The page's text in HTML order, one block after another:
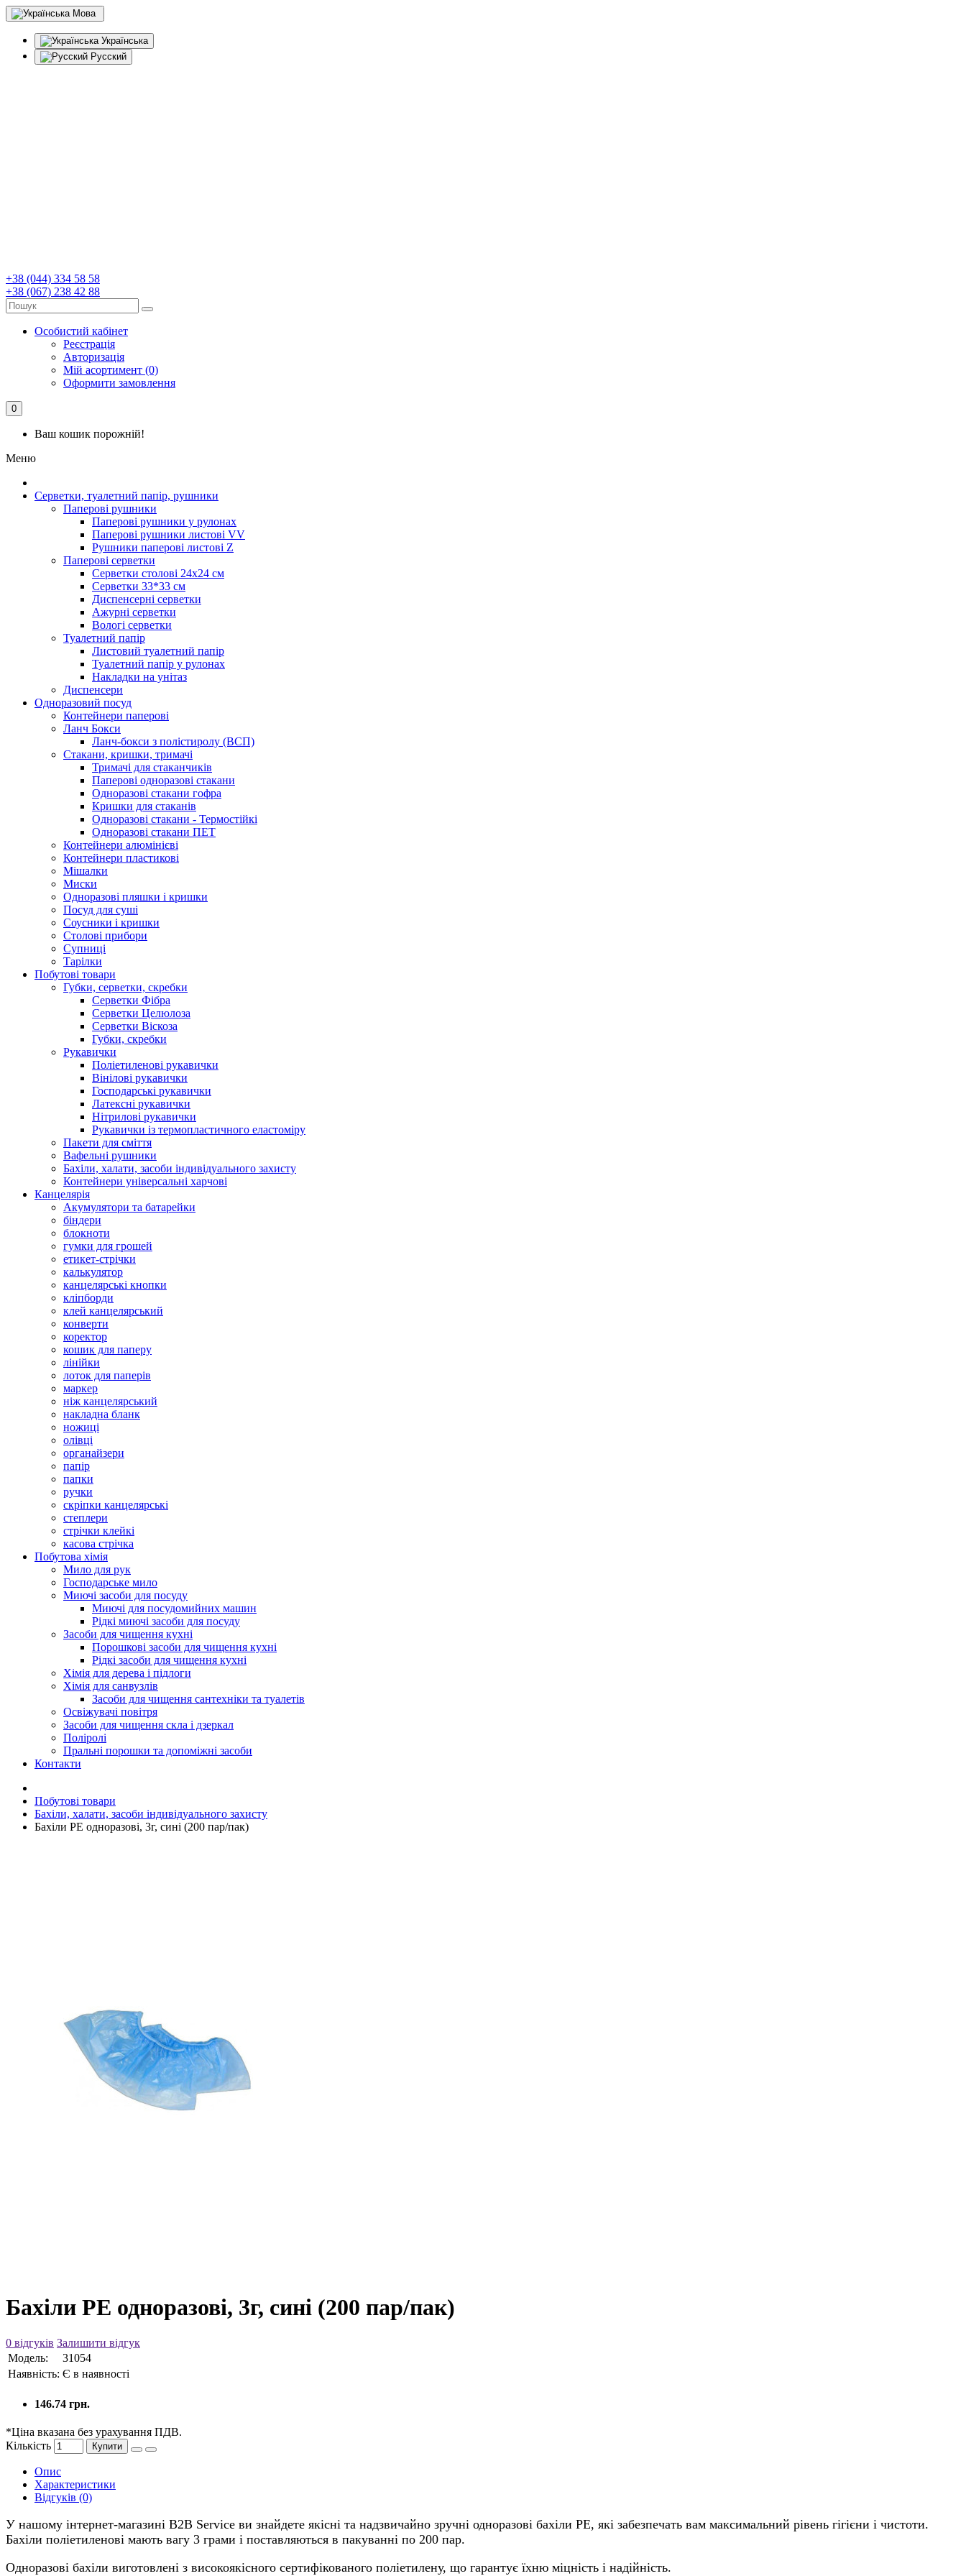
Мова
Українська
Русский
+38 (044) 334 58 58
+38 (067) 238 42 88
Особистий кабінет
Реєстрація
Авторизація
Мій асортимент (0)
Оформити замовлення
0
Ваш кошик порожній!
Меню
Серветки, туалетний папір, рушники
Паперові рушники
Паперові рушники у рулонах
Паперові рушники листові VV
Рушники паперові листові Z
Паперові серветки
Серветки столові 24х24 см
Серветки 33*33 см
Диспенсерні серветки
Ажурні серветки
Вологі серветки
Туалетний папір
Листовий туалетний папір
Туалетний папір у рулонах
Накладки на унітаз
Диспенсери
Одноразовий посуд
Контейнери паперові
Ланч Бокси
Ланч-бокси з полістиролу (ВСП)
Стакани, кришки, тримачі
Тримачі для стаканчиків
Паперові одноразові стакани
Одноразові стакани гофра
Кришки для стаканів
Одноразові стакани - Термостійкі
Одноразові стакани ПЕТ
Контейнери алюмінієві
Контейнери пластикові
Мішалки
Миски
Одноразові пляшки і кришки
Посуд для суші
Соусники і кришки
Столові прибори
Супниці
Тарілки
Побутові товари
Губки, серветки, скребки
Серветки Фібра
Серветки Целюлоза
Серветки Віскоза
Губки, скребки
Рукавички
Поліетиленові рукавички
Вінілові рукавички
Господарські рукавички
Латексні рукавички
Нітрилові рукавички
Рукавички із термопластичного еластоміру
Пакети для сміття
Вафельні рушники
Бахіли, халати, засоби індивідуального захисту
Контейнери універсальні харчові
Канцелярія
Акумулятори та батарейки
біндери
блокноти
гумки для грошей
етикет-стрічки
калькулятор
канцелярські кнопки
кліпборди
клей канцелярський
конверти
коректор
кошик для паперу
лінійки
лоток для паперів
маркер
ніж канцелярський
накладна бланк
ножиці
олівці
органайзери
папір
папки
ручки
скріпки канцелярські
степлери
стрічки клейкі
касова стрічка
Побутова хімія
Мило для рук
Господарське мило
Миючі засоби для посуду
Миючі для посудомийних машин
Рідкі миючі засоби для посуду
Засоби для чищення кухні
Порошкові засоби для чищення кухні
Рідкі засоби для чищення кухні
Хімія для дерева і підлоги
Хімія для санвузлів
Засоби для чищення сантехніки та туалетів
Освіжувачі повітря
Засоби для чищення скла і дзеркал
Поліролі
Пральні порошки та допоміжні засоби
Контакти
Побутові товари
Бахіли, халати, засоби індивідуального захисту
Бахіли PE одноразові, 3г, сині (200 пар/пак)
Бахіли PE одноразові, 3г, сині (200 пар/пак)
0 відгуків Залишити відгук
Модель:
31054
Наявність: Є в наявності
146.74 грн.
*Ціна вказана без урахування ПДВ.
Кількість
Купити
Опис
Характеристики
Відгуків (0)
У нашому інтернет-магазині B2B Service ви знайдете якісні та надзвичайно зручні одноразові бахіли PE, які забезпечать вам максимальний рівень гігієни і чистоти.
Бахіли поліетиленові мають вагу 3 грами і поставляються в пакуванні по 200 пар.
Одноразові бахіли виготовлені з високоякісного сертифікованого поліетилену, що гарантує їхню міцність і надійність.